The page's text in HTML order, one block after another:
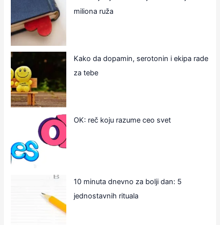
miliona ruža
Kako da dopamin, serotonin i ekipa rade
za tebe
OK: reč koju razume ceo svet
10 minuta dnevno za bolji dan: 5
jednostavnih rituala